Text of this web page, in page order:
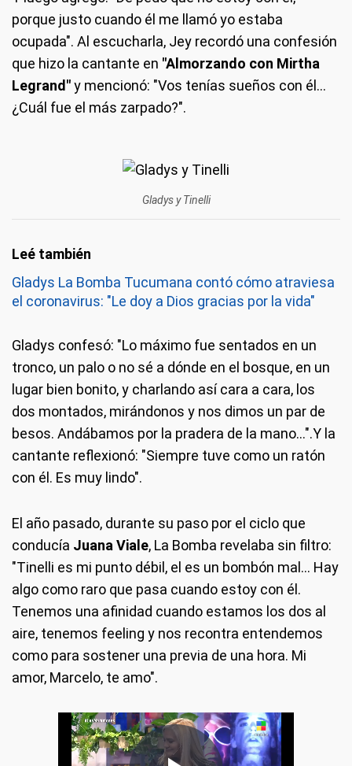
porque justo cuando él me llamó yo estaba
ocupada". Al escucharla, Jey recordó una confesión
que hizo la cantante en "Almorzando con Mirtha
Legrand"y mencionó: "Vos tenías sueños con él…
¿Cuál fue el más zarpado?".
Gladys y Tinelli
Gladys La Bomba Tucumana contó cómo atraviesa
el coronavirus: "Le doy a Dios gracias por la vida"
Gladys confesó: "Lo máximo fue sentados en un
tronco, un palo o no sé a dónde en el bosque, en un
lugar bien bonito, y charlando así cara a cara, los
dos montados, mirándonos y nos dimos un par de
besos. Andábamos por la pradera de la mano…".Y la
cantante reflexionó: "Siempre tuve como un ratón
con él. Es muy lindo".
El año pasado, durante su paso por el ciclo que
conducía Juana Viale, La Bomba revelaba sin filtro:
"Tinelli es mi punto débil, el es un bombón mal… Hay
algo como raro que pasa cuando estoy con él.
Tenemos una afinidad cuando estamos los dos al
aire, tenemos feeling y nos recontra entendemos
como para sostener una previa de una hora. Mi
amor, Marcelo, te amo".